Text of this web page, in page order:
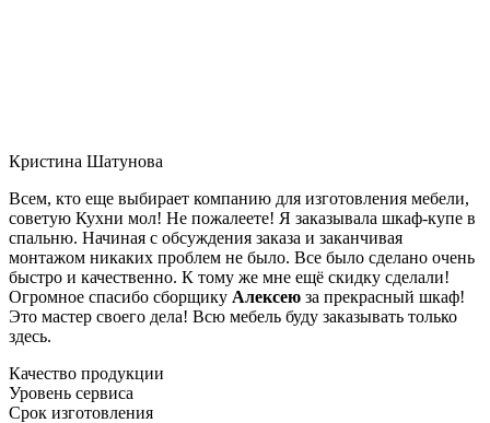
Кристина Шатунова
Всем, кто еще выбирает компанию для изготовления мебели,
советую Кухни мол! Не пожалеете! Я заказывала шкаф-купе в
спальню. Начиная с обсуждения заказа и заканчивая
монтажом никаких проблем не было. Все было сделано очень
быстро и качественно. К тому же мне ещё скидку сделали!
Огромное спасибо сборщику Алексею за прекрасный шкаф!
Это мастер своего дела! Всю мебель буду заказывать только
здесь.
Качество продукции
Уровень сервиса
Срок изготовления